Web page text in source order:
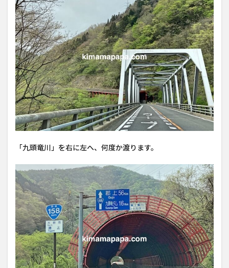
「九頭竜川」を右に左へ、何度か渡ります。